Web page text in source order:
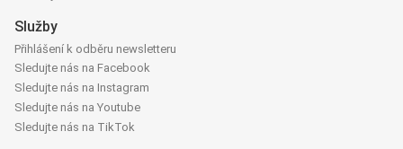
Služby
Přihlášení k odběru newsletteru
Sledujte nás na Facebook
Sledujte nás na Instagram
Sledujte nás na Youtube
Sledujte nás na TikTok